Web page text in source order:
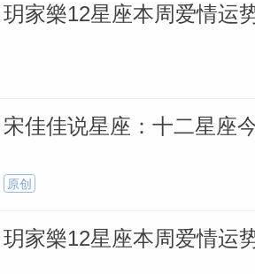
玥家樂12星座本周爱情运
宋佳佳说星座：十二星座
原创
玥家樂12星座本周爱情运